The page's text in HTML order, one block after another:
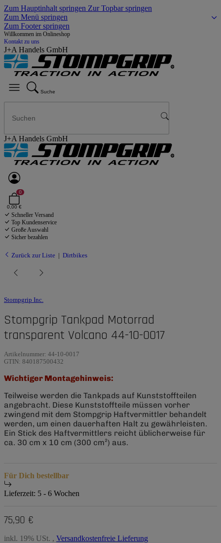
Zum Hauptinhalt springen Zur Topbar springen
Zum Menü springen
Zum Footer springen
Willkommen im Onlineshop
Kontakt zu uns
J+A Handels GmbH
Suche
J+A Handels GmbH
0
0,00 €
Schneller Versand
Top Kundenservice
Große Auswahl
Sicher bezahlen
Zurück zur Liste Dirtbikes
Stompgrip Inc.
Stompgrip Tankpad Motorrad
transparent Volcano 44-10-0017
Artikelnummer: 44-10-0017
GTIN: 840187500432
Wichtiger Montagehinweis:
Teilweise werden die Tankpads auf Kunststoffteilen
angebracht. Diese Kunststoffteile müssen vorher
zwingend mit dem Stompgrip Haftvermittler behandelt
werden, um einen dauerhaften Halt zu gewährleisten.
Ein Stick des Haftvermittlers reicht üblicherweise für
ca. 30 cm x 10 cm (300 cm²) aus.
Für Dich bestellbar
Lieferzeit: 5 - 6 Wochen
75,90 €
inkl. 19% USt. , Versandkostenfreie Lieferung